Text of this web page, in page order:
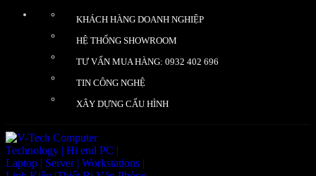
KHÁCH HÀNG DOANH NGHIỆP
HỆ THỐNG SHOWROOM
TƯ VẤN MUA HÀNG: 0932 402 696
TIN CÔNG NGHỆ
XÂY DỰNG CẤU HÌNH